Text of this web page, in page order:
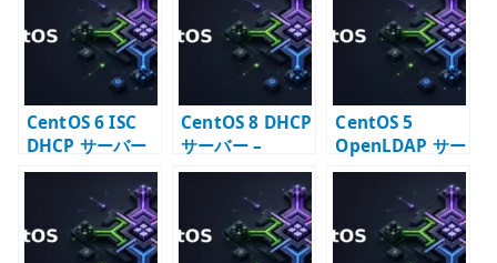
r
CentOS 6 ISC
DHCP サーバー
構築 –
dhcpd.conf と
配布設定
CentOS 8 DHCP
サーバー –
dhcpd.conf の
基本設定
CentOS 5
OpenLDAP サー
バー構築 –
slapd.conf と初
期データ登録